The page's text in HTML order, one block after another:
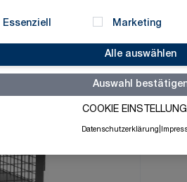
Essenziell Marketing
Alle auswählen
Auswahl
COOKIE
Datenschutzerklärung